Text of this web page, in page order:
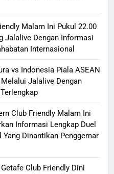
Malam Ini Pukul 22.00
Jalalive Dengan Informasi
Internasional
vs Indonesia Piala ASEAN
Jalalive Dengan
Club Friendly Malam Ini
Informasi Lengkap Duel
Dinantikan Penggemar
Club Friendly Dini